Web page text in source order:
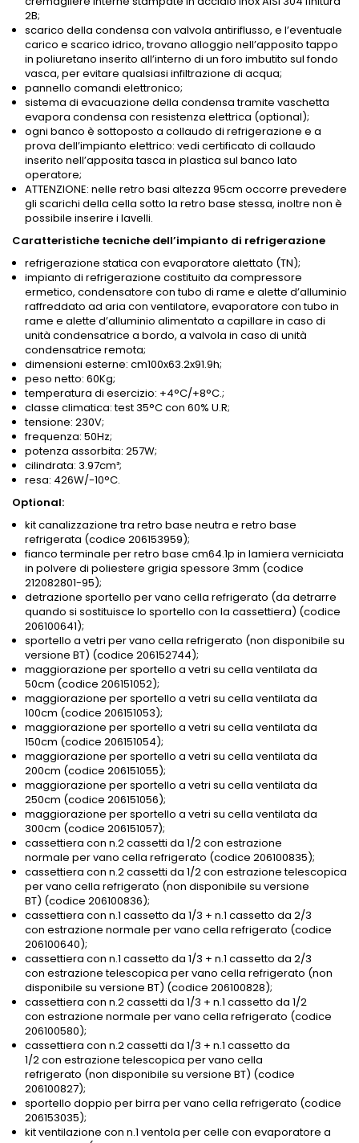
2B;
scarico della condensa con valvola antiriflusso, e l’eventuale
carico e scarico idrico, trovano alloggio nell’apposito tappo
in poliuretano inserito all’interno di un foro imbutito sul fondo
vasca, per evitare qualsiasi infiltrazione di acqua;
pannello comandi elettronico;
sistema di evacuazione della condensa tramite vaschetta
evapora condensa con resistenza elettrica (optional);
ogni banco è sottoposto a collaudo di refrigerazione e a
prova dell’impianto elettrico: vedi certificato di collaudo
inserito nell’apposita tasca in plastica sul banco lato
operatore;
ATTENZIONE: nelle retro basi altezza 95cm occorre prevedere
gli scarichi della cella sotto la retro base stessa, inoltre non è
possibile inserire i lavelli.
Caratteristiche tecniche dell’impianto di refrigerazione
refrigerazione statica con evaporatore alettato (TN);
impianto di refrigerazione costituito da compressore
ermetico, condensatore con tubo di rame e alette d’alluminio
raffreddato ad aria con ventilatore, evaporatore con tubo in
rame e alette d’alluminio alimentato a capillare in caso di
unità condensatrice a bordo, a valvola in caso di unità
condensatrice remota;
dimensioni esterne: cm100x63.2x91.9h;
peso netto: 60Kg;
temperatura di esercizio: +4°C/+8°C.;
classe climatica: test 35°C con 60% U.R;
tensione: 230V;
frequenza: 50Hz;
potenza assorbita: 257W;
cilindrata: 3.97cm³;
resa: 426W/-10°C.
Optional:
kit canalizzazione tra retro base neutra e retro base
refrigerata (codice 206153959);
fianco terminale per retro base cm64.1p in lamiera verniciata
in polvere di poliestere grigia spessore 3mm (codice
212082801-95);
detrazione sportello per vano cella refrigerato (da detrarre
quando si sostituisce lo sportello con la cassettiera) (codice
206100641);
sportello a vetri per vano cella refrigerato (non disponibile su
versione BT) (codice 206152744);
maggiorazione per sportello a vetri su cella ventilata da
50cm (codice 206151052);
maggiorazione per sportello a vetri su cella ventilata da
100cm (codice 206151053);
maggiorazione per sportello a vetri su cella ventilata da
150cm (codice 206151054);
maggiorazione per sportello a vetri su cella ventilata da
200cm (codice 206151055);
maggiorazione per sportello a vetri su cella ventilata da
250cm (codice 206151056);
maggiorazione per sportello a vetri su cella ventilata da
300cm (codice 206151057);
cassettiera con n.2 cassetti da 1/2 con estrazione
normale per vano cella refrigerato (codice 206100835);
cassettiera con n.2 cassetti da 1/2 con estrazione telescopica
per vano cella refrigerato (non disponibile su versione
BT) (codice 206100836);
cassettiera con n.1 cassetto da 1/3 + n.1 cassetto da 2/3
con estrazione normale per vano cella refrigerato (codice
206100640);
cassettiera con n.1 cassetto da 1/3 + n.1 cassetto da 2/3
con estrazione telescopica per vano cella refrigerato (non
disponibile su versione BT) (codice 206100828);
cassettiera con n.2 cassetti da 1/3 + n.1 cassetto da 1/2
con estrazione normale per vano cella refrigerato (codice
206100580);
cassettiera con n.2 cassetti da 1/3 + n.1 cassetto da
1/2 con estrazione telescopica per vano cella
refrigerato (non disponibile su versione BT) (codice
206100827);
sportello doppio per birra per vano cella refrigerato (codice
206153035);
kit ventilazione con n.1 ventola per celle con evaporatore a